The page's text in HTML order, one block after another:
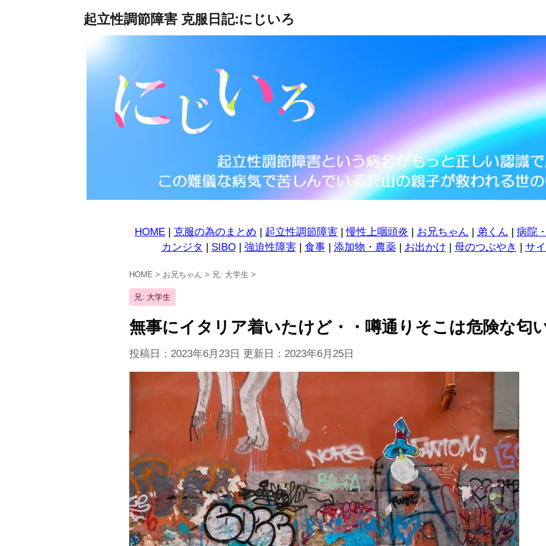
起立性調節障害 克服日記:にじいろ
HOME 克服の為のまとめ 起立性調節障害 |慢性上咽頭炎 お兄ちゃん 弟くん 病院
カンジタ
SIBO| 強迫性障害 食事| 添加物・農薬| お出かけ 母のつぶやき サ
HOME > お兄ちゃん > 兄: 大学生 >
兄: 大学生
無事にイタリア着いたけど・・噂通りそこは危険な匂
投稿日：2023年6月23日 更新日： 2023年6月25日